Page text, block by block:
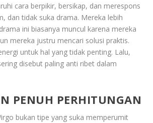
cara berpikir, bersikap, dan merespons
dan tidak suka drama. Mereka lebih
ini biasanya muncul karena mereka
mereka justru mencari solusi praktis.
untuk hal yang tidak penting. Lalu,
disebut paling anti ribet dalam
PENUH PERHITUNGAN
bukan tipe yang suka memperumit